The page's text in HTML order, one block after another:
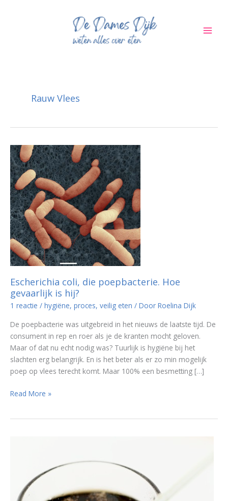
Rauw Vlees
Escherichia coli, die poepbacterie. Hoe
gevaarlijk is hij?
1 reactie / hygiëne, proces, veilig eten / Door Roelina Dijk
De poepbacterie was uitgebreid in het nieuws de laatste tijd. De
consument in rep en roer als je de kranten mocht geloven.
Maar of dat nu echt nodig was? Tuurlijk is hygiëne bij het
slachten erg belangrijk. En is het beter als er zo min mogelijk
poep op vlees terecht komt. Maar 100% een besmetting […]
Escherichia
die
Read More »